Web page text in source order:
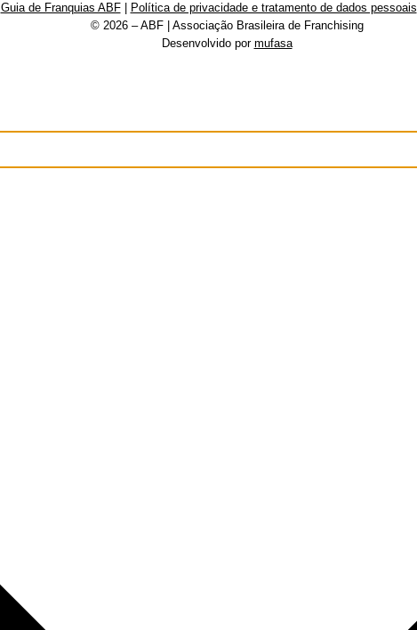
Guia de Franquias ABF| Política de privacidade e tratamento de dados pessoais
© 2026 – ABF | Associação Brasileira de Franchising
Desenvolvido por mufasa